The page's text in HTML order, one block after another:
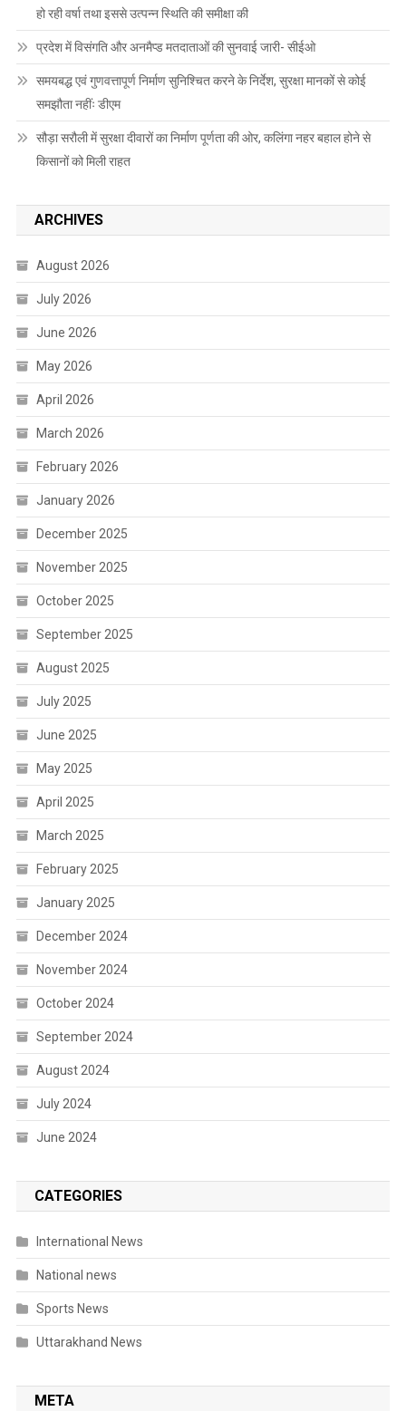
हो रही वर्षा तथा इससे उत्पन्न स्थिति की समीक्षा की
प्रदेश में विसंगति और अनमैप्ड मतदाताओं की सुनवाई जारी- सीईओ
समयबद्ध एवं गुणवत्तापूर्ण निर्माण सुनिश्चित करने के निर्देश, सुरक्षा मानकों से कोई
समझौता नहींः डीएम
सौड़ा सरौली में सुरक्षा दीवारों का निर्माण पूर्णता की ओर, कलिंगा नहर बहाल होने से
किसानों को मिली राहत
ARCHIVES
August 2026
July 2026
June 2026
May 2026
April 2026
March 2026
February 2026
January 2026
December 2025
November 2025
October 2025
September 2025
August 2025
July 2025
June 2025
May 2025
April 2025
March 2025
February 2025
January 2025
December 2024
November 2024
October 2024
September 2024
August 2024
July 2024
June 2024
CATEGORIES
International News
National news
Sports News
Uttarakhand News
META